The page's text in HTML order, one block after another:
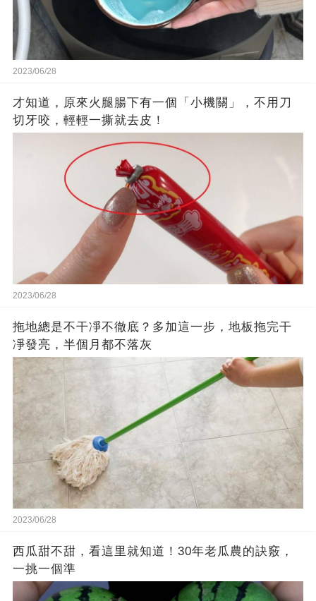
2023/06/28
才知道，原來火腿腸下有一個「小機關」，不用刀
切牙咬，輕輕一撕就去皮！
2023/06/28
拖地總是不干凈不徹底？多加這一步，地板拖完干
凈發亮，半個月都不落灰
2023/06/28
西瓜甜不甜，看這里就知道！30年老瓜農的訣竅，
一挑一個準